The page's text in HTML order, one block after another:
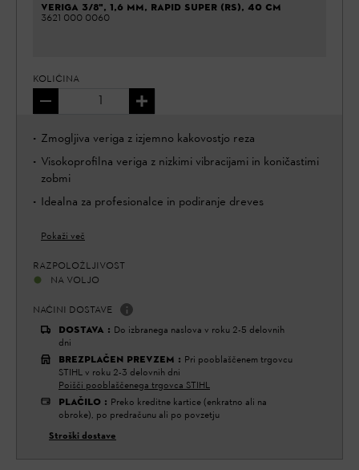
VERIGA 3/8", 1,6 MM, RAPID SUPER (RS), 40 CM
3621 000 0060
KOLIČINA
Zmogljiva veriga z izjemno kakovostjo reza
Visokoprofilna veriga z nizkimi vibracijami in koničastimi
zobmi
Idealna za profesionalce in podiranje dreves
Pokaži več
RAZPOLOŽLJIVOST
NA VOLJO
NAČINI DOSTAVE
DOSTAVA : Do izbranega naslova v roku 2-5 delovnih
dni
BREZPLAČEN PREVZEM : Pri pooblaščenem trgovcu
STIHL v roku 2-3 delovnih dni
Poišči pooblaščenega trgovca STIHL
PLAČILO : Preko kreditne kartice (enkratno ali na
obroke), po predračunu ali po povzetju
Stroški dostave